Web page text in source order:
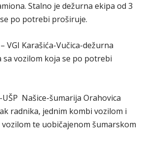
Stalno je dežurna ekipa od 3
po potrebi proširuje.
VGI Karašića-Vučica-dežurna
vozilom koja se po potrebi
Našice-šumarija Orahovica
radnika, jednim kombi vozilom i
te uobičajenom šumarskom